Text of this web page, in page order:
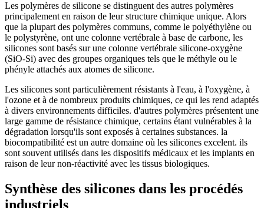
Les polymères de silicone se distinguent des autres polymères
principalement en raison de leur structure chimique unique. Alors
que la plupart des polymères communs, comme le polyéthylène ou
le polystyrène, ont une colonne vertébrale à base de carbone, les
silicones sont basés sur une colonne vertébrale silicone-oxygène
(SiO-Si) avec des groupes organiques tels que le méthyle ou le
phényle attachés aux atomes de silicone.
Les silicones sont particulièrement résistants à l'eau, à l'oxygène, à
l'ozone et à de nombreux produits chimiques, ce qui les rend adaptés
à divers environnements difficiles. d'autres polymères présentent une
large gamme de résistance chimique, certains étant vulnérables à la
dégradation lorsqu'ils sont exposés à certaines substances. la
biocompatibilité est un autre domaine où les silicones excelent. ils
sont souvent utilisés dans les dispositifs médicaux et les implants en
raison de leur non-réactivité avec les tissus biologiques.
Synthèse des silicones dans les procédés
industriels